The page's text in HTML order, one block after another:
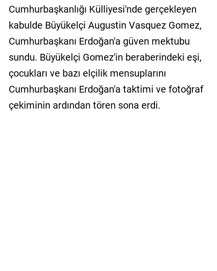
Sözleşmesi
Cumhurbaşkanlığı Külliyesi'nde gerçekleyen
kabulde Büyükelçi Augustin Vasquez Gomez,
Cumhurbaşkanı Erdoğan'a güven mektubu
sundu. Büyükelçi Gomez'in beraberindeki eşi,
çocukları ve bazı elçilik mensuplarını
Cumhurbaşkanı Erdoğan'a taktimi ve fotoğraf
çekiminin ardından tören sona erdi.